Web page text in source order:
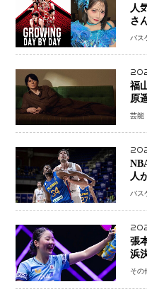
人
さ
「
信
バス
福
原
る
芸能
人
ビ
バス
張
浜
撃
その